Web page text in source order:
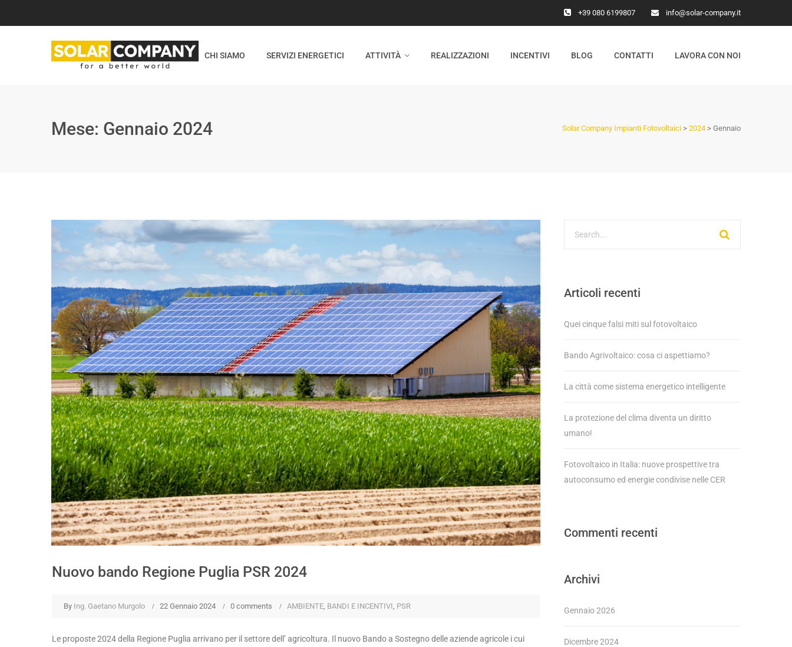
+39 080 6199807 info@solar-company.it
CHI SIAMO SERVIZI ENERGETICI ATTIVITÀ REALIZZAZIONI INCENTIVI BLOG CONTATTI LAVORA CON NOI
Mese: Gennaio 2024 Solar Company Impianti Fotovoltaici > 2024 > Gennaio
Nuovo bando Regione Puglia PSR 2024
By Ing. Gaetano Murgolo 22 Gennaio 2024 0 comments AMBIENTE, BANDI E INCENTIVI, PSR
Le proposte 2024 della Regione Puglia arrivano per il settore dell’ agricoltura. Il nuovo Bando a Sostegno delle aziende agricole i cui
Articoli recenti
Quei cinque falsi miti sul fotovoltaico
Bando Agrivoltaico: cosa ci aspettiamo?
La città come sistema energetico intelligente
La protezione del clima diventa un diritto
umano!
Fotovoltaico in Italia: nuove prospettive tra
autoconsumo ed energie condivise nelle CER
Commenti recenti
Archivi
Gennaio 2026
Dicembre 2024